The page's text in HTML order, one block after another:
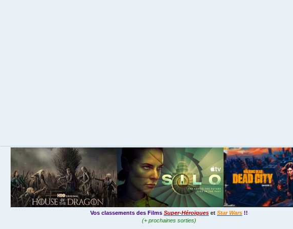
Vos classements des Films Super-Héroïques et Star Wars !!
(+ prochaines sorties)